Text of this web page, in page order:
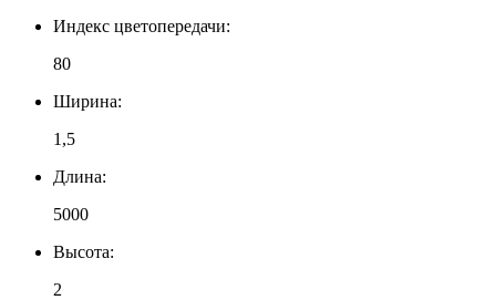
Индекс цветопередачи:
80
Ширина:
1,5
Длина:
5000
Высота:
2